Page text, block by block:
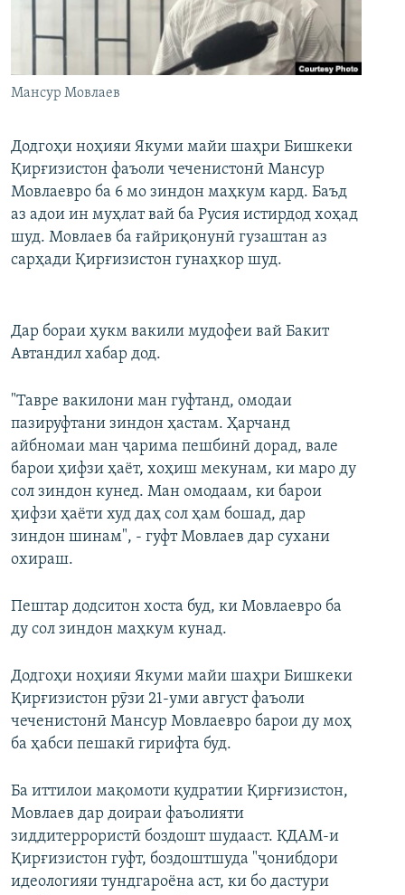
Русский
Ҳамаи сомонаҳои RFE/RL
Мансур Мовлаев
Додгоҳи ноҳияи Якуми майи шаҳри Бишкеки
Қирғизистон фаъоли чеченистонӣ Мансур
Мовлаевро ба 6 мо зиндон маҳкум кард. Баъд
аз адои ин муҳлат вай ба Русия истирдод хоҳад
шуд. Мовлаев ба ғайриқонунӣ гузаштан аз
сарҳади Қирғизистон гунаҳкор шуд.
Дар бораи ҳукм вакили мудофеи вай Бакит
Автандил хабар дод.
"Тавре вакилони ман гуфтанд, омодаи
пазируфтани зиндон ҳастам. Ҳарчанд
айбномаи ман ҷарима пешбинӣ дорад, вале
барои ҳифзи ҳаёт, хоҳиш мекунам, ки маро ду
сол зиндон кунед. Ман омодаам, ки барои
ҳифзи ҳаёти худ даҳ сол ҳам бошад, дар
зиндон шинам", - гуфт Мовлаев дар сухани
охираш.
Пештар додситон хоста буд, ки Мовлаевро ба
ду сол зиндон маҳкум кунад.
Додгоҳи ноҳияи Якуми майи шаҳри Бишкеки
Қирғизистон рӯзи 21-уми август фаъоли
чеченистонӣ Мансур Мовлаевро барои ду моҳ
ба ҳабси пешакӣ гирифта буд.
Ба иттилои мақомоти қудратии Қирғизистон,
Мовлаев дар доираи фаъолияти
зиддитеррористӣ боздошт шудааст. КДАМ-и
Қирғизистон гуфт, боздоштшуда "ҷонибдори
идеологияи тундгароёна аст, ки бо дастури